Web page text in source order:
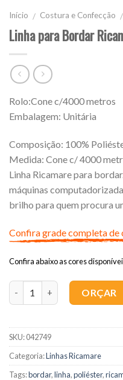
Início / Costura e Confecção /
Linha para Bordar
Rolo:Cone c/4000 metros
Embalagem: Unitária
Composição: 100%
Medida: Cone c/ 4000
Linha Ricamare para
máquinas
brilho para quem procura
Confira grade completa de
Confira abaixo as cores
ORÇAR
SKU:042749
Categoria:Linhas Ricamare
Tags:bordar,linha,poliéster,